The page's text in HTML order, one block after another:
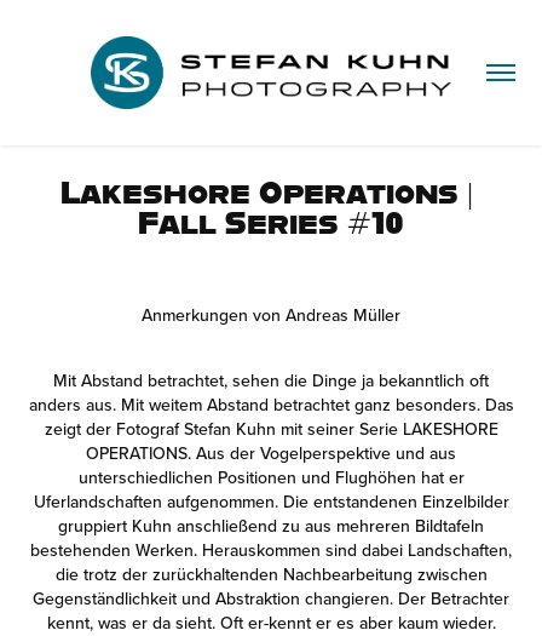
Lakeshore Operations |
Fall Series #10
Anmerkungen von Andreas Müller
Mit Abstand betrachtet, sehen die Dinge ja bekanntlich oft
anders aus. Mit weitem Abstand betrachtet ganz besonders. Das
zeigt der Fotograf Stefan Kuhn mit seiner Serie LAKESHORE
OPERATIONS. Aus der Vogelperspektive und aus
unterschiedlichen Positionen und Flughöhen hat er
Uferlandschaften aufgenommen. Die entstandenen Einzelbilder
gruppiert Kuhn anschließend zu aus mehreren Bildtafeln
bestehenden Werken. Herauskommen sind dabei Landschaften,
die trotz der zurückhaltenden Nachbearbeitung zwischen
Gegenständlichkeit und Abstraktion changieren. Der Betrachter
kennt, was er da sieht. Oft er-kennt er es aber kaum wieder.